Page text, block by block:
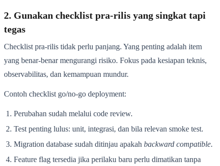
2. Gunakan checklist pra-rilis yang singkat tapi
tegas
Checklist pra-rilis tidak perlu panjang. Yang penting adalah item
yang benar-benar mengurangi risiko. Fokus pada kesiapan teknis,
observabilitas, dan kemampuan mundur.
Contoh checklist go/no-go deployment:
Perubahan sudah melalui code review.
Test penting lulus: unit, integrasi, dan bila relevan smoke test.
Migration database sudah ditinjau apakah backward compatible.
Feature flag tersedia jika perilaku baru perlu dimatikan tanpa